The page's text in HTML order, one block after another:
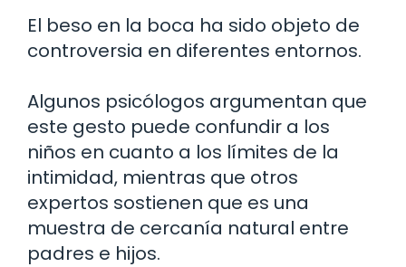
El beso en la boca ha sido objeto de
controversia en diferentes entornos.
Algunos psicólogos argumentan que
este gesto puede confundir a los
niños en cuanto a los límites de la
intimidad, mientras que otros
expertos sostienen que es una
muestra de cercanía natural entre
padres e hijos.